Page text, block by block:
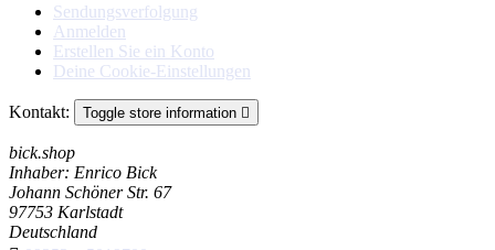
Sendungsverfolgung
Anmelden
Erstellen Sie ein Konto
Deine Cookie-Einstellungen
Kontakt: Toggle store information 
bick.shop
Inhaber: Enrico Bick
Johann Schöner Str. 67
97753 Karlstadt
Deutschland